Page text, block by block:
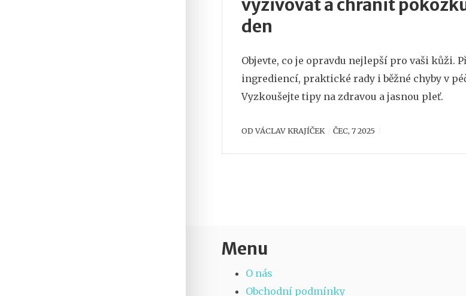
vyživovat a chránit
den
Objevte, co je opravdu nejlepší pro vaši kůži.
ingrediencí, praktické rady i běžné chyby v
Vyzkoušejte tipy na zdravou a jasnou pleť.
ODVÁCLAV KRAJÍČEK ČEC, 7 2025
Menu
O nás
Obchodní podmínky